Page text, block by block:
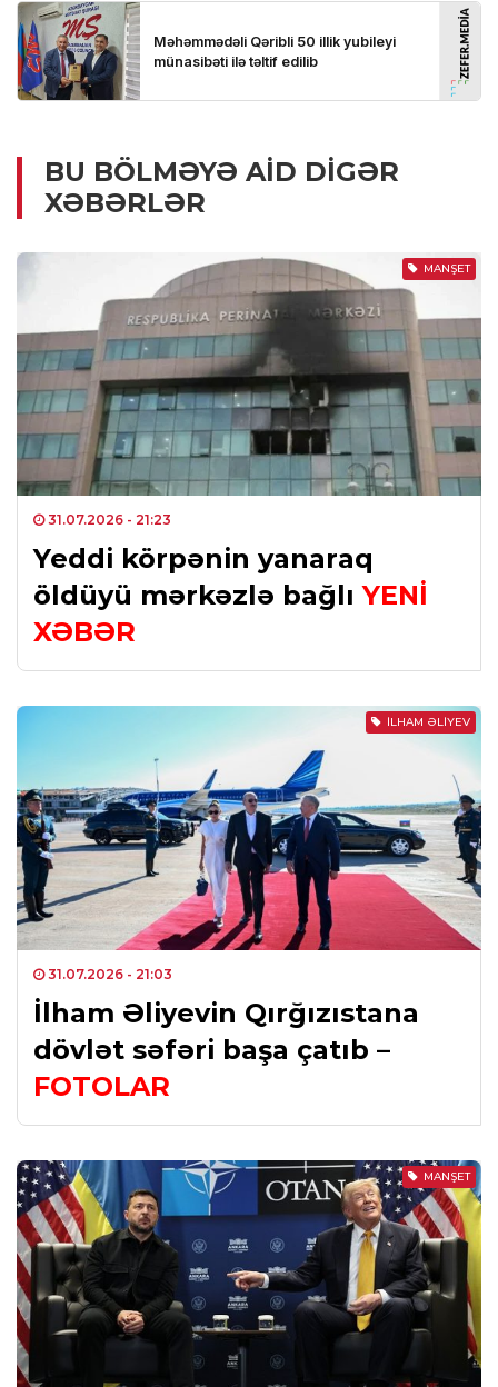
BU BÖLMƏYƏ AID DIGƏR
XƏBƏRLƏR
MANŞET
31.07.2026 - 21:23
Yeddi körpənin yanaraq
öldüyü mərkəzlə bağlıYENİ
XƏBƏR
İLHAM ƏLIYEV
31.07.2026 - 21:03
İlham Əliyevin Qırğızıstana
dövlət səfəri başa çatıb –
FOTOLAR
MANŞET